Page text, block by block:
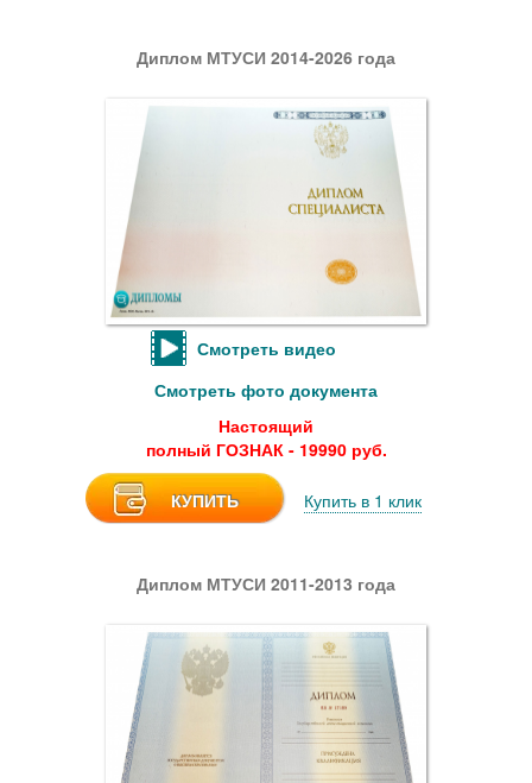
Диплом МТУСИ 2014-2026 года
Смотреть видео
Смотреть фото документа
Настоящий
полный ГОЗНАК - 19990 руб.
КУПИТЬ Купить в 1 клик
Диплом МТУСИ 2011-2013 года